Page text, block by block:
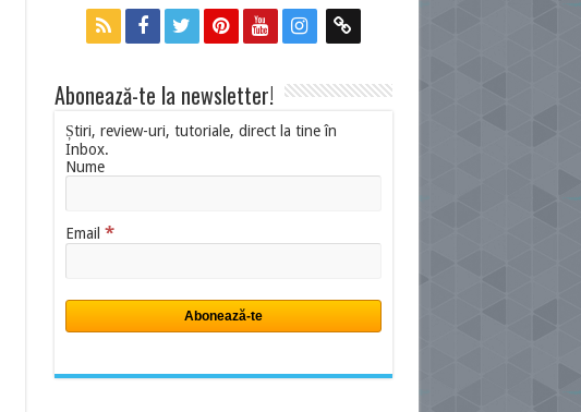
Abonează-te la newsletter!
Știri, review-uri, tutoriale, direct la tine în
Inbox.
Nume
Email *